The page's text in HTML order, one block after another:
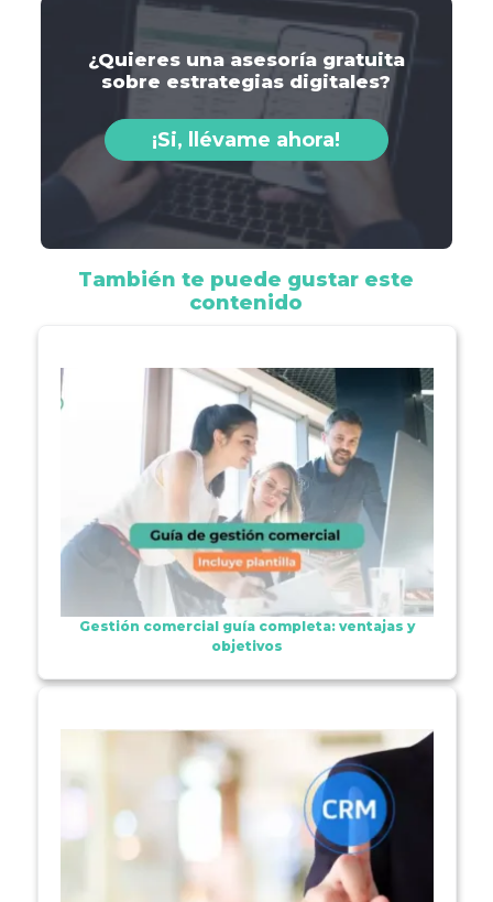
¿Quieres una asesoría gratuita
sobre estrategias digitales?
¡Si, llévame ahora!
También te puede gustar este
contenido
Gestión comercial guía completa: ventajas y
objetivos